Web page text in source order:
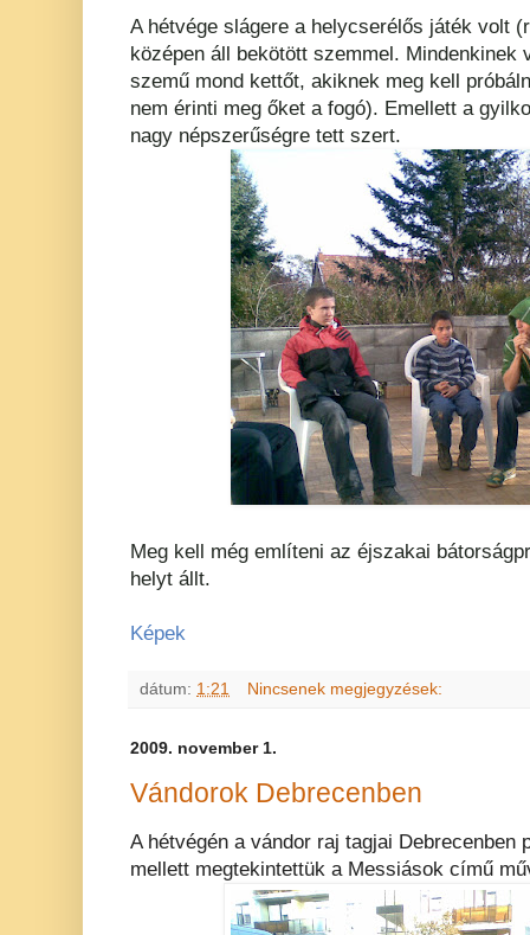
A hétvége slágere a helycserélős játék volt
középen áll bekötött szemmel. Mindenkinek
szemű mond kettőt, akiknek meg kell
nem érinti meg őket a fogó). Emellett a
nagy népszerűségre tett szert.
Meg kell még említeni az éjszakai
helyt állt.
Képek
dátum: 1:21 Nincsenek megjegyzések:
2009. november 1.
Vándorok Debrecenben
A hétvégén a vándor raj tagjai Debrecenben
mellett megtekintettük a Messiások című